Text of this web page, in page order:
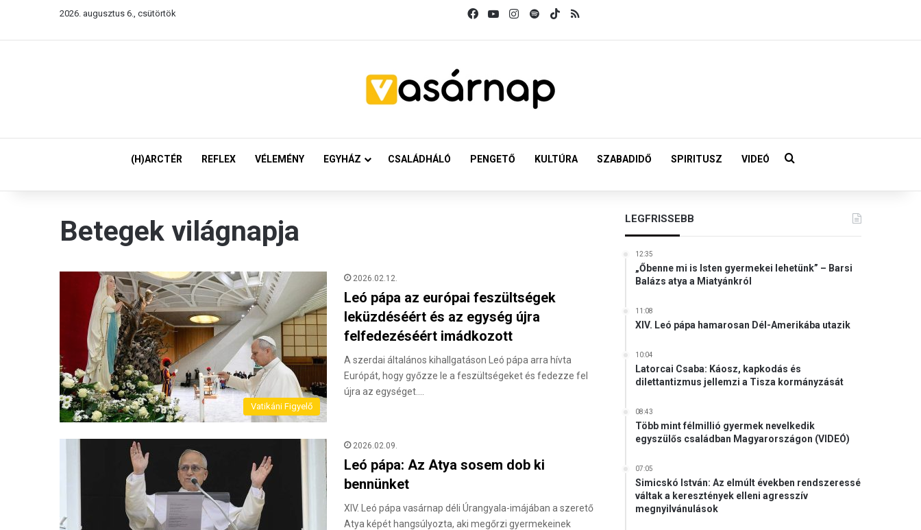
2026. augusztus 6., csütörtök FacebookYouTubeInstagram
SpotifyTikTok
(H)ARCTÉR REFLEX VÉLEMÉNY EGYHÁZ CSALÁDHÁLÓ PENGETŐ KULTÚRA SZABADIDŐ SPIRITUSZ VIDEÓ Keresés:
Betegek világnapja
Vatikáni Figyelő
2026.02.12.
Leó pápa az európai feszültségek
leküzdéséért és az egység újra
felfedezéséért imádkozott
A szerdai általános kihallgatáson Leó pápa arra hívta
Európát, hogy győzze le a feszültségeket és fedezze fel
újra az egységet.…
2026.02.09.
Leó pápa: Az Atya sosem dob ki
bennünket
XIV. Leó pápa vasárnap déli Úrangyala-imájában a szerető
Atya képét hangsúlyozta, aki megőrzi gyermekeinek
LEGFRISSEBB
12:35
„Őbenne mi is Isten gyermekei lehetünk” – Barsi
Balázs atya a Miatyánkról
11:08
XIV. Leó pápa hamarosan Dél-Amerikába utazik
10:04
Latorcai Csaba: Káosz, kapkodás és
dilettantizmus jellemzi a Tisza kormányzását
08:43
Több mint félmillió gyermek nevelkedik
egyszülős családban Magyarországon (VIDEÓ)
07:05
Simicskó István: Az elmúlt években rendszeressé
váltak a keresztények elleni agresszív
megnyilvánulások